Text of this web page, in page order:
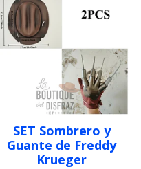
SET Sombrero y
Guante de Freddy
Krueger